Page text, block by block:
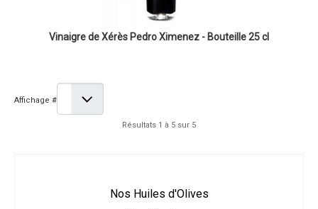
Vinaigre de Xérès Pedro Ximenez - Bouteille 25 cl
Affichage #
Résultats 1 à 5 sur 5
Nos Huiles d'Olives